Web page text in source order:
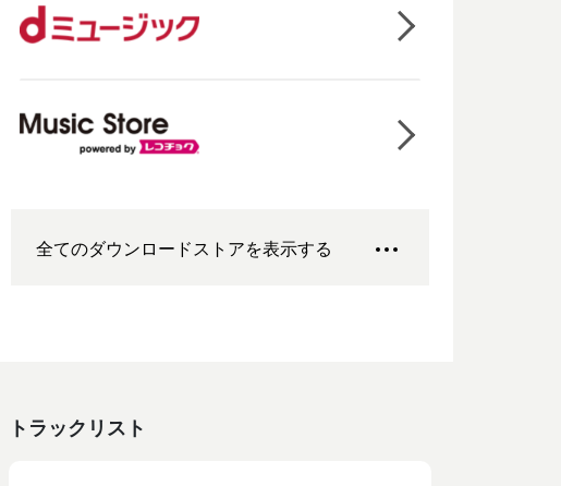
全てのダウンロードストアを表示する
トラックリスト